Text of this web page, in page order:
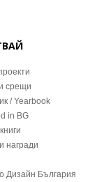
срещи
/ Yearbook
in BG
награди
Дизайн България